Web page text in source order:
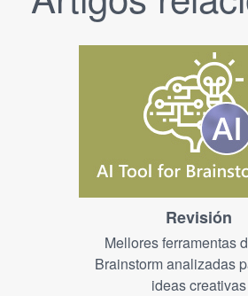
Revisión
Mellores ferramentas
Brainstorm analizadas
ideas creativas